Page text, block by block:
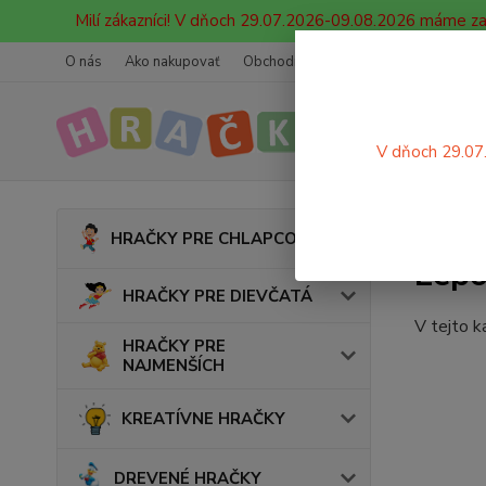
Milí zákazníci! V dňoch 29.07.2026-09.08.2026 máme
O nás Ako nakupovať Obchodné podmienky
HRAČKY PRE CHLAPCOV
HRAČKY PRE DIEVČATÁ
HRAČKY PRE
NAJMENŠÍCH
KREATÍVNE HRAČKY
DREVENÉ HRAČKY
V tejto
V dňoch